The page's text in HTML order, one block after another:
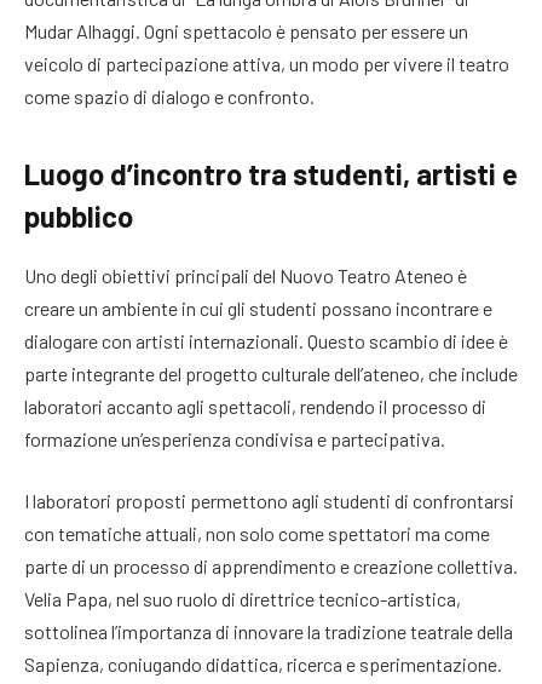
Mudar Alhaggi. Ogni spettacolo è pensato per essere un
veicolo di partecipazione attiva, un modo per vivere il teatro
come spazio di dialogo e confronto.
Luogo d’incontro tra studenti, artisti e
pubblico
Uno degli obiettivi principali del Nuovo Teatro Ateneo è
creare un ambiente in cui gli studenti possano incontrare e
dialogare con artisti internazionali. Questo scambio di idee è
parte integrante del progetto culturale dell’ateneo, che include
laboratori accanto agli spettacoli, rendendo il processo di
formazione un’esperienza condivisa e partecipativa.
I laboratori proposti permettono agli studenti di confrontarsi
con tematiche attuali, non solo come spettatori ma come
parte di un processo di apprendimento e creazione collettiva.
Velia Papa, nel suo ruolo di direttrice tecnico-artistica,
sottolinea l’importanza di innovare la tradizione teatrale della
Sapienza, coniugando didattica, ricerca e sperimentazione.